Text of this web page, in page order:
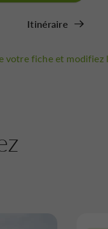
Itinéraire
votre fiche et modifiez